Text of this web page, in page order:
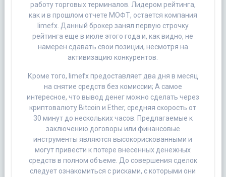
работу торговых терминалов. Лидером рейтинга,
как и в прошлом отчете МОФТ, остается компания
limefx. Данный брокер занял первую строчку
рейтинга еще в июле этого года и, как видно, не
намерен сдавать свои позиции, несмотря на
активизацию конкурентов.
Кроме того, limefx предоставляет два дня в месяц
на снятие средств без комиссии; А самое
интересное, что вывод денег можно сделать через
криптовалюту Bitcoin и Ether, средняя скорость от
30 минут до нескольких часов. Предлагаемые к
заключению договоры или финансовые
инструменты являются высокорискованными и
могут привести к потере внесенных денежных
средств в полном объеме. До совершения сделок
следует ознакомиться с рисками, с которыми они